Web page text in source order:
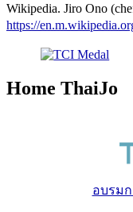
Wikipedia. Jiro Ono
https://
Home ThaiJo
อบรมก